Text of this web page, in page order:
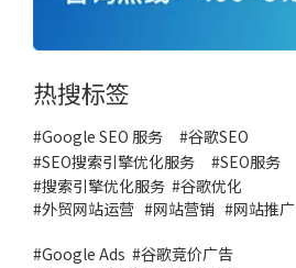
热搜标签
#Google SEO 服务 #谷歌SEO
#SEO搜索引擎优化服务 #SEO服务
#搜索引擎优化服务 #谷歌优化
#外贸网站运营 #网站营销 #网站推广
#Google Ads #谷歌竞价广告